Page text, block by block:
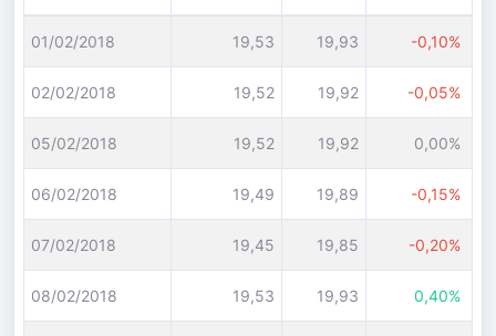
01/02/2018 19,53 19,93 -0,10%
02/02/2018 19,52 19,92 -0,05%
05/02/2018 19,52 19,92 0,00%
06/02/2018 19,49 19,89 -0,15%
07/02/2018 19,45 19,85 -0,20%
08/02/2018 19,53 19,93 0,40%